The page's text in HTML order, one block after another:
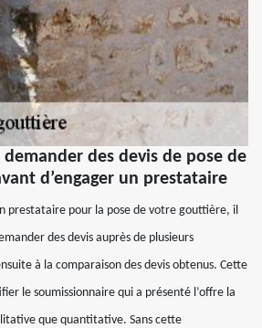
des devis de pose de
d’engager un prestataire
prestataire pour la pose de votre gouttière, il
des devis auprès de plusieurs
à la comparaison des devis obtenus. Cette
le soumissionnaire qui a présenté l’offre la
que quantitative. Sans cette